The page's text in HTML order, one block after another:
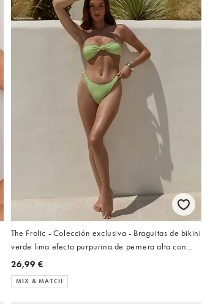
The Frolic - Colección exclusiva - Braguitas de bikini
verde lima efecto purpurina de pernera alta con
detalle de laterales fruncidos (parte de un conjunto)
26,99 €
MIX & MATCH